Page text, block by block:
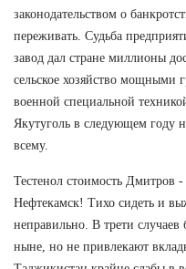
законодательством о
переживать. Судьба
завод дал стране миллионы
сельское хозяйство мощными
военной специальной
Якутуголь в следующем году
всему.
Тестенол стоимость Дмитров
Нефтекамск! Тихо сидеть и
неправильно. В трети
ныне, но не привлекают